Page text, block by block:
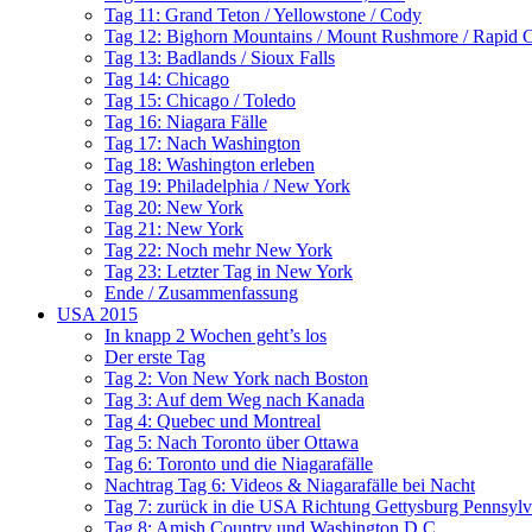
Tag 11: Grand Teton / Yellowstone / Cody
Tag 12: Bighorn Mountains / Mount Rushmore / Rapid
Tag 13: Badlands / Sioux Falls
Tag 14: Chicago
Tag 15: Chicago / Toledo
Tag 16: Niagara Fälle
Tag 17: Nach Washington
Tag 18: Washington erleben
Tag 19: Philadelphia / New York
Tag 20: New York
Tag 21: New York
Tag 22: Noch mehr New York
Tag 23: Letzter Tag in New York
Ende / Zusammenfassung
USA 2015
In knapp 2 Wochen geht’s los
Der erste Tag
Tag 2: Von New York nach Boston
Tag 3: Auf dem Weg nach Kanada
Tag 4: Quebec und Montreal
Tag 5: Nach Toronto über Ottawa
Tag 6: Toronto und die Niagarafälle
Nachtrag Tag 6: Videos & Niagarafälle bei Nacht
Tag 7: zurück in die USA Richtung Gettysburg
Tag 8: Amish Country und Washington D.C.